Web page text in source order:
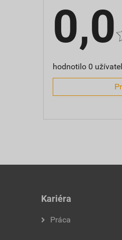
0,0
hodnotilo 0
Kariéra
Práca